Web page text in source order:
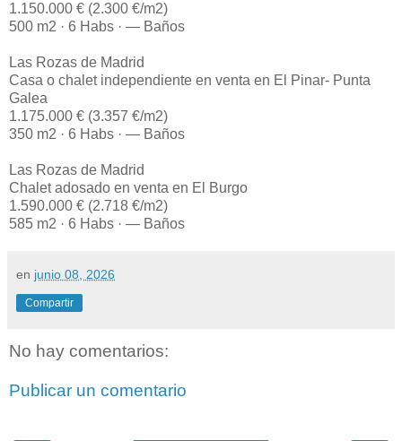
1.150.000 € (2.300 €/m2)
500 m2 · 6 Habs · — Baños
Las Rozas de Madrid
Casa o chalet independiente en venta en El Pinar- Punta
Galea
1.175.000 € (3.357 €/m2)
350 m2 · 6 Habs · — Baños
Las Rozas de Madrid
Chalet adosado en venta en El Burgo
1.590.000 € (2.718 €/m2)
585 m2 · 6 Habs · — Baños
en junio 08, 2026
Compartir
No hay comentarios:
Publicar un comentario